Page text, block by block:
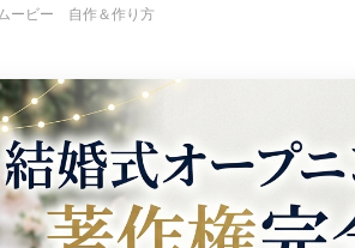
ィールムービーテンプレ
ングムービーテンプレー
かわいいエンドロールム
ービー 自作＆作り方